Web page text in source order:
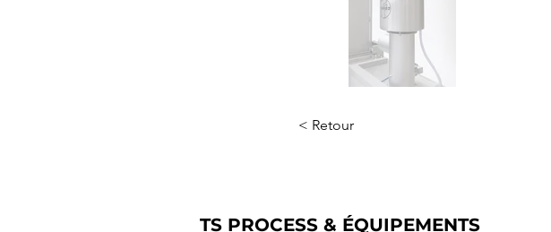
< Retour
TS PROCESS & ÉQUIPEMENTS